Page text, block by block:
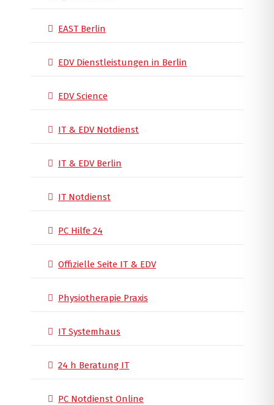
EAST Berlin
EDV Dienstleistungen in Berlin
EDV Science
IT & EDV Notdienst
IT & EDV Berlin
IT Notdienst
PC Hilfe 24
Offizielle Seite IT & EDV
Physiotherapie Praxis
IT Systemhaus
24 h Beratung IT
PC Notdienst Online